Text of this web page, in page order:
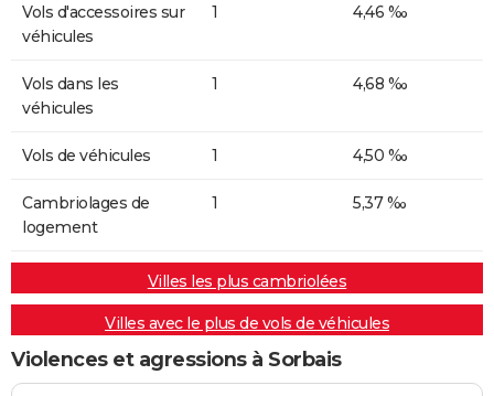
Vols d'accessoires sur
véhicules
1 4,46 ‰
Vols dans les
véhicules
1 4,68 ‰
Vols de véhicules 1 4,50 ‰
Cambriolages de
logement
1 5,37 ‰
Villes les plus cambriolées
Villes avec le plus de vols de véhicules
Violences et agressions à Sorbais